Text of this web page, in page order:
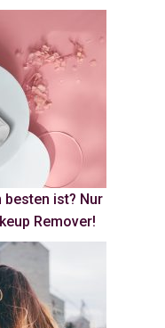
besten ist? Nur
Remover!